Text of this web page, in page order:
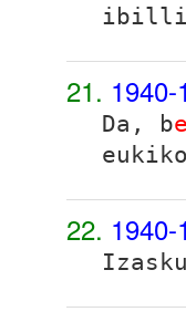
ibilli
21.
Da, be
22.